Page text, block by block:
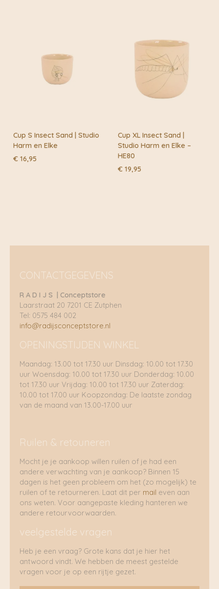
Cup S Insect Sand | Studio
Harm en Elke
€ 16,95
Cup XL Insect Sand |
Studio Harm en Elke –
HE80
€ 19,95
CONTACTGEGEVENS
R A D I J S | Conceptstore
Laarstraat 20 7201 CE Zutphen
Tel: 0575 484 002
info@radijsconceptstore.nl
OPENINGSTIJDEN WINKEL
Maandag: 13.00 tot 17.30 uur Dinsdag: 10.00 tot 17.30
uur Woensdag: 10.00 tot 17.30 uur Donderdag: 10.00
tot 17.30 uur Vrijdag: 10.00 tot 17.30 uur Zaterdag:
10.00 tot 17.00 uur Koopzondag: De laatste zondag
van de maand van 13.00-17.00 uur
Ruilen & retouneren
Mocht je je aankoop willen ruilen of je had een
andere verwachting van je aankoop? Binnen 15
dagen is het geen probleem om het (zo mogelijk) te
ruilen of te retourneren. Laat dit per mail even aan
ons weten. Voor aangepaste kleding hanteren we
andere retourvoorwaarden.
veelgestelde vragen
Heb je een vraag? Grote kans dat je hier het
antwoord vindt. We hebben de meest gestelde
vragen voor je op een rijtje gezet.